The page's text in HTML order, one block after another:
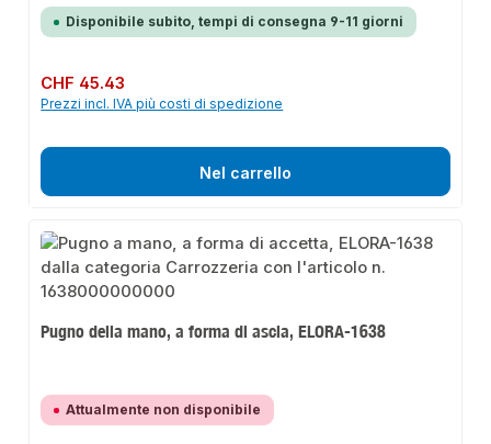
Disponibile subito, tempi di consegna 9-11 giorni
Prezzo normale:
CHF 45.43
Prezzi incl. IVA più costi di spedizione
Nel carrello
Pugno della mano, a forma di ascia, ELORA-1638
Attualmente non disponibile